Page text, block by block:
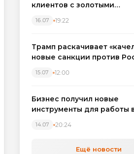
клиентов с золотыми
вырос на фоне
16.07 19:22
Трамп раскачивает
новые санкции против
15.07 12:00
Бизнес получил новые
инструменты для работы
автоматизируют обработку
14.07 20:24
Ещё новости